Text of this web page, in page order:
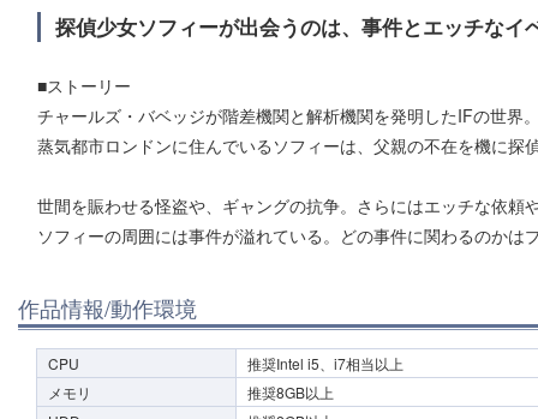
探偵少女ソフィーが出会うのは、事件とエッチなイ
■ストーリー
チャールズ・バベッジが階差機関と解析機関を発明したIFの世界
蒸気都市ロンドンに住んでいるソフィーは、父親の不在を機に探
世間を賑わせる怪盗や、ギャングの抗争。さらにはエッチな依頼
ソフィーの周囲には事件が溢れている。どの事件に関わるのかは
作品情報/動作環境
CPU
推奨Intel i5、i7相当以上
メモリ
推奨8GB以上